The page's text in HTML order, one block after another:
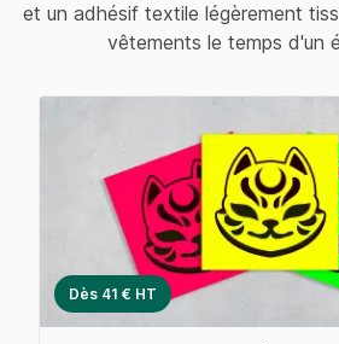
et un adhésif textile légèrement
vêtements le temps d'un
Dès 41 € HT